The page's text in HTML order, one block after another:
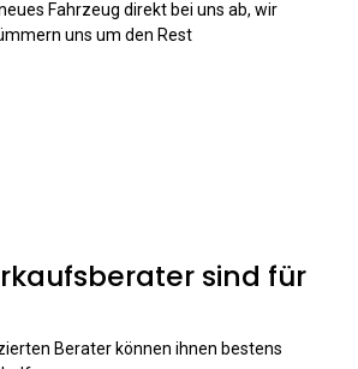
Fahrzeug direkt bei uns ab, wir
uns um den Rest
sind für
Berater können ihnen bestens